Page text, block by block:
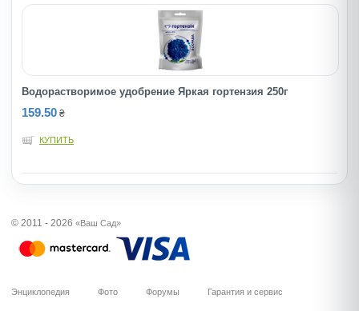
Водорастворимое удобрение Яркая гортензия 250г
159.50 ₴
КУПИТЬ
© 2011 - 2026 «Ваш Сад»
Энциклопедия Фото Форумы Гарантия и сервис